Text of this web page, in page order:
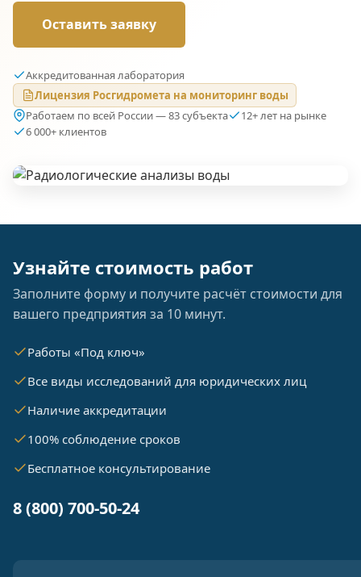
Оставить заявку
Аккредитованная лаборатория
Лицензия Росгидромета на мониторинг воды
Работаем по всей России — 83 субъекта
12+ лет на рынке
6 000+ клиентов
Узнайте стоимость работ
Заполните форму и получите расчёт стоимости для
вашего предприятия за 10 минут.
Работы «Под ключ»
Все виды исследований для юридических лиц
Наличие аккредитации
100% соблюдение сроков
Бесплатное консультирование
8 (800) 700-50-24